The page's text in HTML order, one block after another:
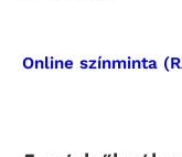
Online színminta